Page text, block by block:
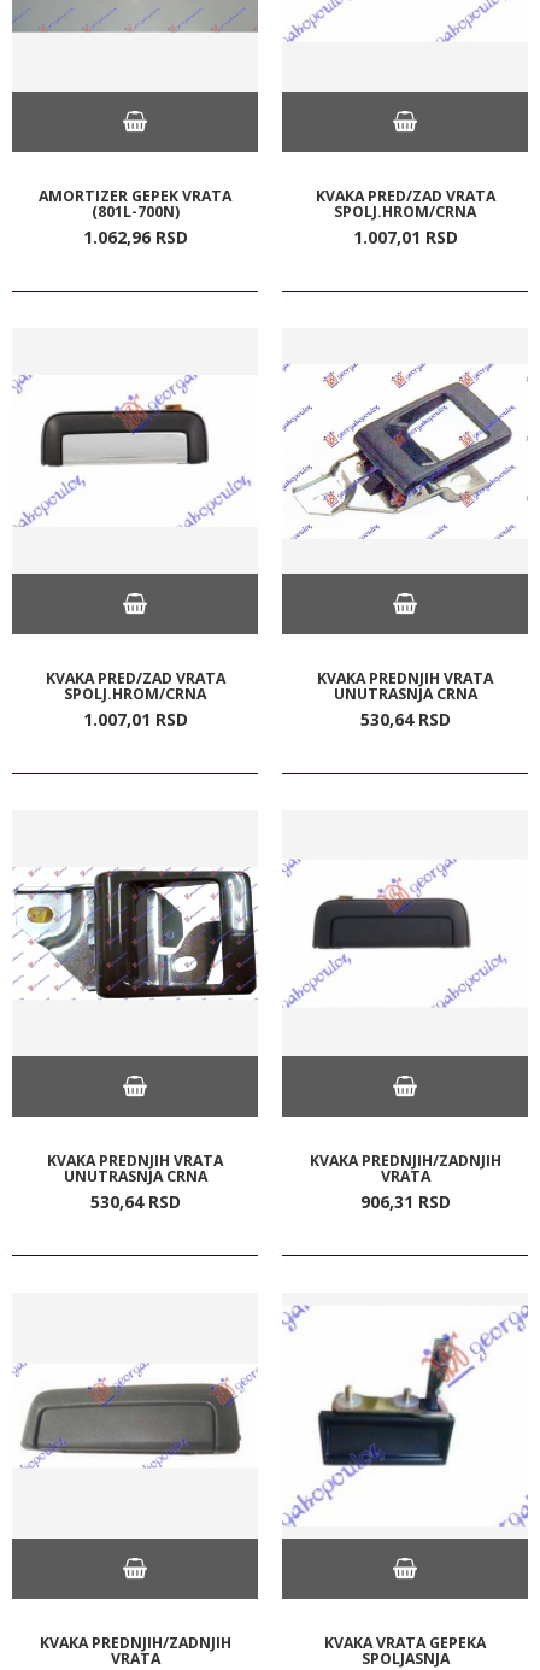
AMORTIZER GEPEK VRATA
(801L-700N)
1.062,96 RSD
KVAKA PRED/ZAD VRATA
SPOLJ.HROM/CRNA
1.007,01 RSD
KVAKA PRED/ZAD VRATA
SPOLJ.HROM/CRNA
1.007,01 RSD
KVAKA PREDNJIH VRATA
UNUTRASNJA CRNA
530,64 RSD
KVAKA PREDNJIH VRATA
UNUTRASNJA CRNA
530,64 RSD
KVAKA PREDNJIH/ZADNJIH
VRATA
906,31 RSD
KVAKA PREDNJIH/ZADNJIH
VRATA
KVAKA VRATA GEPEKA
SPOLJASNJA